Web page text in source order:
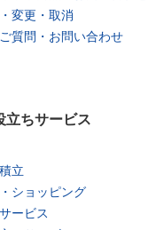
変更・取消
質問・お問い合わせ
立ちサービス
立
ショッピング
ービス